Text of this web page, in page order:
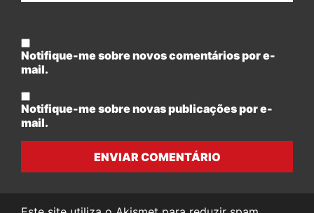
Notifique-me sobre novos comentários por e-
mail.
Notifique-me sobre novas publicações por e-
mail.
ENVIAR COMENTÁRIO